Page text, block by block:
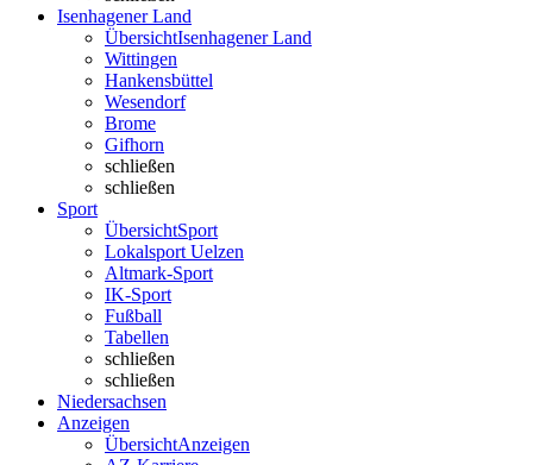
Isenhagener Land
ÜbersichtIsenhagener Land
Wittingen
Hankensbüttel
Wesendorf
Brome
Gifhorn
schließen
schließen
Sport
ÜbersichtSport
Lokalsport Uelzen
Altmark-Sport
IK-Sport
Fußball
Tabellen
schließen
schließen
Niedersachsen
Anzeigen
ÜbersichtAnzeigen